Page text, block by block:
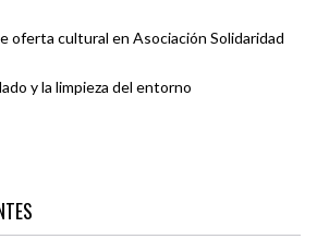
oferta cultural en Asociación Solidaridad
y la limpieza del entorno